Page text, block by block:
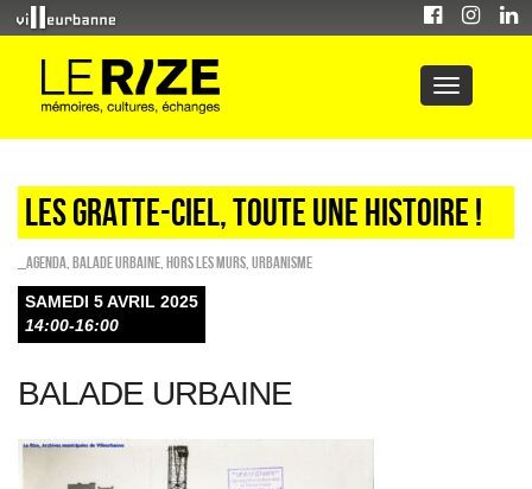
LES GRATTE-CIEL, TOUTE UNE HISTOIRE !
_Agenda Balade urbaine HORS LES MURS Urbanisme
SAMEDI 5 AVRIL 2025
14:00-16:00
BALADE URBAINE